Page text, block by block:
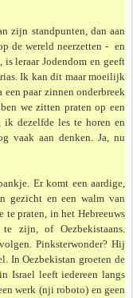
zijn standpunten, dan aan
de wereld neerzetten - en
leraar Jodendom en geeft
Ik kan dit maar moeilijk
paar zinnen onderbreek
we zitten praten op een
dezelfde les te horen en
vaak aan denken. Ja, nu
Er komt een aardige,
gezicht en een walm van
praten, in het Hebreeuws
zijn, of Oezbekistaans.
Pinksterwonder? Hij
In Oezbekistan groeten de
Israel leeft iedereen langs
werk (nji roboto) en geen